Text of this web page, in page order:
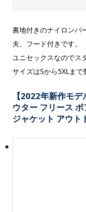
裏地付きのナイロンパ
夫、フード付きです。
ユニセックスなのでス
サイズはSから5XLまで
【2022年新作モ
ウター フリース
ジャケット アウト